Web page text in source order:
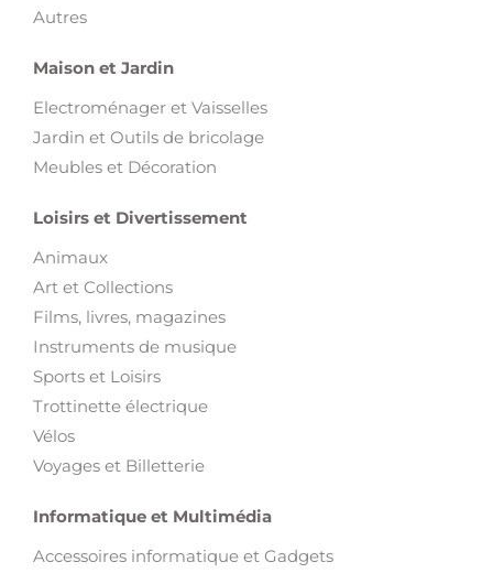
Autres
Maison et Jardin
Electroménager et Vaisselles
Jardin et Outils de bricolage
Meubles et Décoration
Loisirs et Divertissement
Animaux
Art et Collections
Films, livres, magazines
Instruments de musique
Sports et Loisirs
Trottinette électrique
Vélos
Voyages et Billetterie
Informatique et Multimédia
Accessoires informatique et Gadgets